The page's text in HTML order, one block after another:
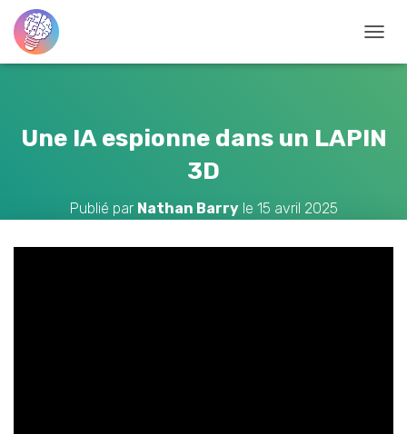
É
I
E
A
Une IA espionne dans un LAPIN
3D
Publié par Nathan Barryle 15 avril 2025